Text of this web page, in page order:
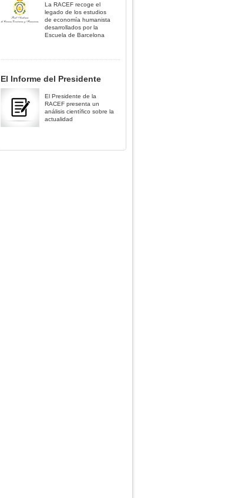
La RACEF recoge el
legado de los estudios
de economía humanista
desarrollados por la
Escuela de Barcelona
El Informe del Presidente
El Presidente de la
RACEF presenta un
análisis científico sobre la
actualidad